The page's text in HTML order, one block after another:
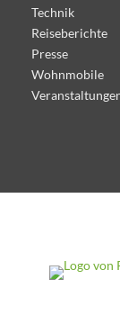
Technik
Reiseberichte
Presse
Wohnmobile